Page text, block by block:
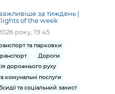
за тиждень |
of the week
року, 19:45
та парковки
Дороги
дорожнього руху
комунальні послуги
та соціальний захист